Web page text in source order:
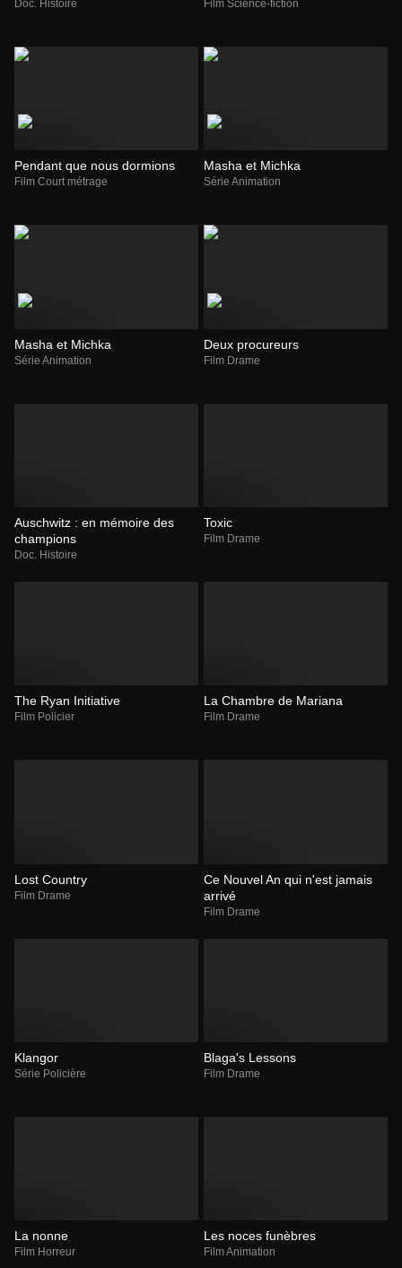
Doc. Histoire Film Science-fiction
Pendant que nous dormions
Film Court métrage
Masha et Michka
Série Animation
Masha et Michka
Série Animation
Deux procureurs
Film Drame
Auschwitz : en mémoire des
champions
Doc. Histoire
Toxic
Film Drame
The Ryan Initiative
Film Policier
La Chambre de Mariana
Film Drame
Lost Country
Film Drame
Ce Nouvel An qui n'est jamais
arrivé
Film Drame
Klangor
Série Policière
Blaga's Lessons
Film Drame
La nonne
Film Horreur
Les noces funèbres
Film Animation